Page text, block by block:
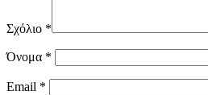
Σχόλιο *
Όνομα *
Email *